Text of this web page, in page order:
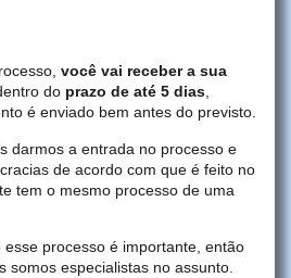
você vai receber a sua
do prazo de até 5 dias,
é enviado bem antes do previsto.
darmos a entrada no processo e
de acordo com que é feito no
tem o mesmo processo de uma
processo é importante, então
somos especialistas no assunto.